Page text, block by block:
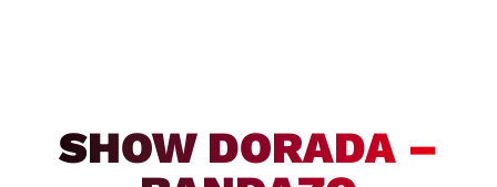
SHOW DORADA –